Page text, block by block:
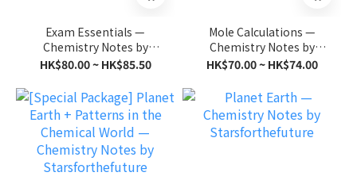
Exam Essentials —
Chemistry Notes by
Starsforthefuture
HK$80.00 ~ HK$85.50
Mole Calculations —
Chemistry Notes by
Starsforthefuture
HK$70.00 ~ HK$74.00